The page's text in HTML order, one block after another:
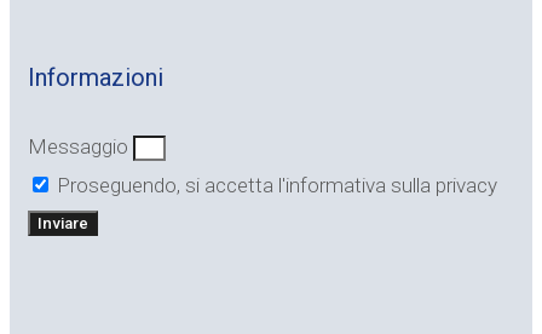
Informazioni
Messaggio
Proseguendo, si accetta l'informativa sulla privacy
Inviare